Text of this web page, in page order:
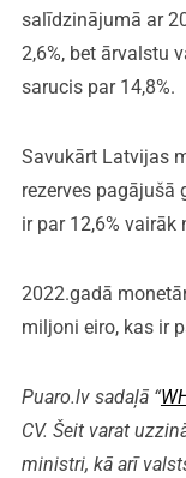
salīdzinājumā ar
2,6%, bet ārvalstu
sarucis par 14,8%.
Savukārt Latvijas
rezerves pagājušā
ir par 12,6% vairāk
2022.gadā
miljoni eiro, kas ir
Puaro.lv sadaļā “
CV. Šeit varat
ministri, kā arī